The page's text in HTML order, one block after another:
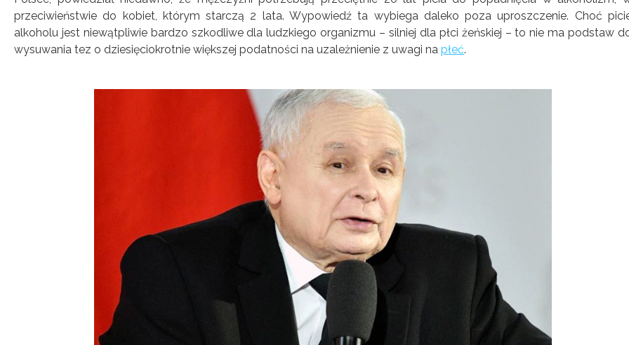
przeciwieństwie do kobiet, którym starczą 2 lata. Wypowiedź ta wybiega daleko poza uproszczenie. Choć
alkoholu jest niewątpliwie bardzo szkodliwe dla ludzkiego organizmu – silniej dla płci żeńskiej – to nie ma podstaw
wysuwania tez o dziesięciokrotnie większej podatności na uzależnienie z uwagi na płeć.